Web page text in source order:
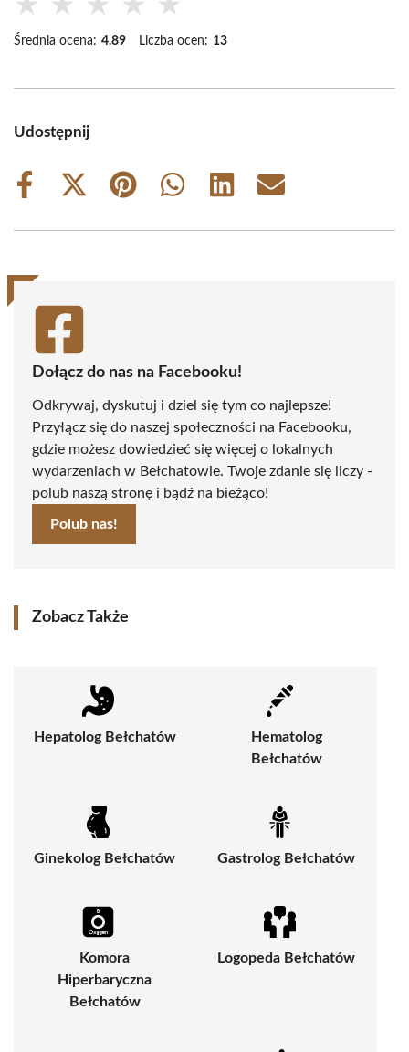
★ ★ ★ ★ ★
Średnia ocena: 4.89 Liczba ocen: 13
Udostępnij
Share
Share
(Twitter)
Share
Share
Share
Share
Dołącz do nas na Facebooku!
Odkrywaj, dyskutuj i dziel się tym co najlepsze!
Przyłącz się do naszej społeczności na Facebooku,
gdzie możesz dowiedzieć się więcej o lokalnych
wydarzeniach w Bełchatowie. Twoje zdanie się liczy -
polub naszą stronę i bądź na bieżąco!
Polub nas!
Zobacz Także
Hepatolog Bełchatów
Hematolog
Bełchatów
Ginekolog Bełchatów Gastrolog Bełchatów
Komora
Hiperbaryczna
Bełchatów
Logopeda Bełchatów